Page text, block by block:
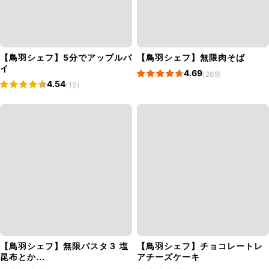
【鳥羽シェフ】5分でアップルパ
イ
4.54(15)
【鳥羽シェフ】無限肉そば
4.69(269)
【鳥羽シェフ】無限パスタ３ 塩
昆布とか...
【鳥羽シェフ】チョコレートレ
アチーズケーキ